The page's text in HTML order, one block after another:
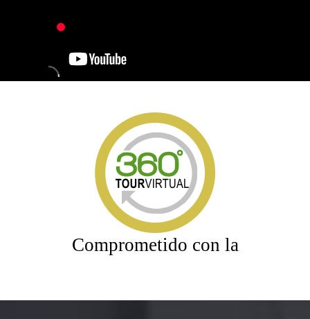
Comprometido con la